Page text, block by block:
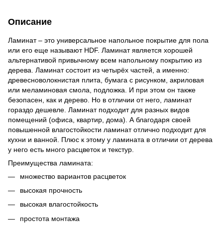
Описание
Ламинат – это универсальное напольное покрытие для пола
или его еще называют HDF. Ламинат является хорошей
альтернативой привычному всем напольному покрытию из
дерева. Ламинат состоит из четырёх частей, а именно:
древесноволокнистая плита, бумага с рисунком, акриловая
или меламиновая смола, подложка. И при этом он также
безопасен, как и дерево. Но в отличии от него, ламинат
гораздо дешевле. Ламинат подходит для разных видов
помещений (офиса, квартир, дома). А благодаря своей
повышенной влагостойкости ламинат отлично подходит для
кухни и ванной. Плюс к этому у ламината в отличии от дерева
у него есть много расцветок и текстур.
Преимущества ламината:
множество вариантов расцветок
высокая прочность
высокая влагостойкость
простота монтажа